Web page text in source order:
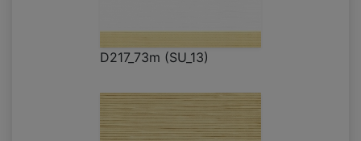
D217_73m (SU_13)